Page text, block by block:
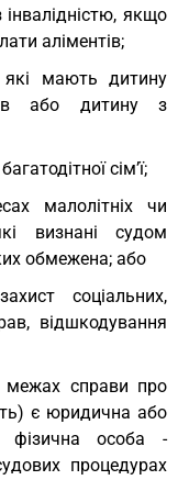
якщо
аліментів;
які мають дитину
або дитину з
сім’ї;
малолітніх чи
визнані судом
обмежена; або
соціальних,
відшкодування
справи про
є юридична або
фізична особа -
процедурах